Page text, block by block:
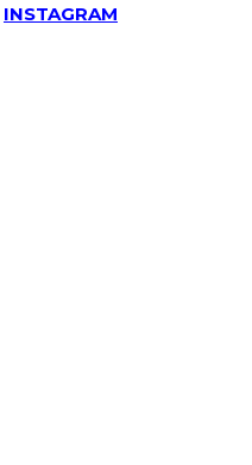
INSTAGRAM